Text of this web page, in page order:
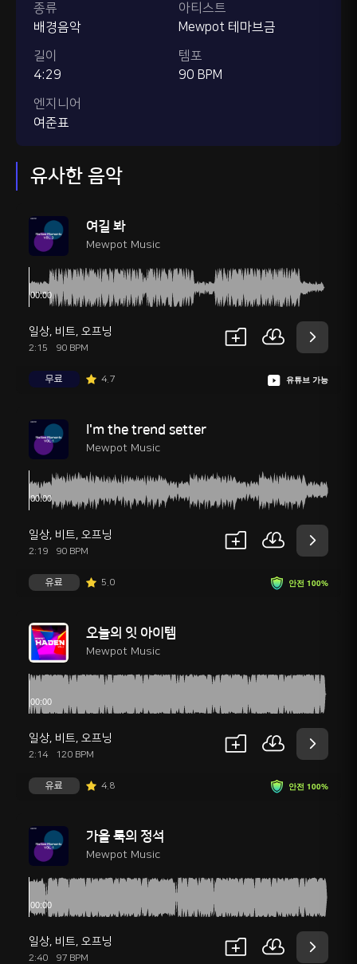
종류
배경음악
길이
4:29
엔지니어
여준표
아티스트
Mewpot 테마브금
템포
90 BPM
유사한 음악
여길 봐
Mewpot Music
일상, 비트, 오프닝
2:15 90 BPM
유튜브 가능
무료 4.7
I'm the trend setter
Mewpot Music
일상, 비트, 오프닝
2:19 90 BPM
안전 100%
유료 5.0
오늘의 잇 아이템
Mewpot Music
일상, 비트, 오프닝
2:14 120 BPM
안전 100%
유료 4.8
가을 룩의 정석
Mewpot Music
일상, 비트, 오프닝
2:40 97 BPM